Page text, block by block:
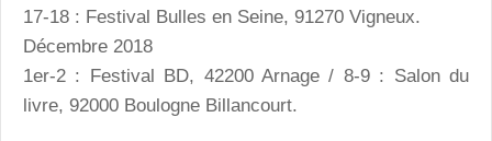
17-18 : Festival Bulles en Seine, 91270 Vigneux.
Décembre 2018
1er-2 : Festival BD, 42200 Arnage / 8-9 : Salon du
livre, 92000 Boulogne Billancourt.